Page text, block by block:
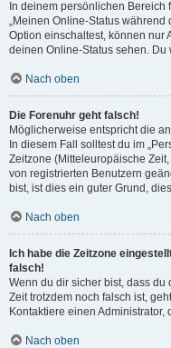
In deinem persönlichen
„Meinen Online-Status während
Option einschaltest, können nur
deinen Online-Status sehen.
Nach oben
Die Forenuhr geht falsch!
Möglicherweise entspricht die
In diesem Fall solltest du im
Zeitzone (Mitteleuropäische
von registrierten Benutzern
bist, ist dies ein guter Grund,
Nach oben
Ich habe die Zeitzone
falsch!
Wenn du dir sicher bist, dass
Zeit trotzdem noch falsch ist,
Kontaktiere einen
Nach oben